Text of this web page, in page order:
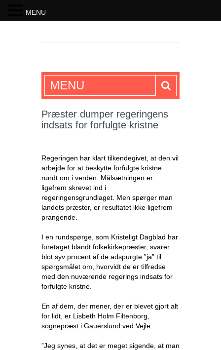
SKRIFTEN
MENU
Præster dumper regeringens
indsats for forfulgte kristne
Regeringen har klart tilkendegivet, at den vil
arbejde for at beskytte forfulgte kristne
rundt om i verden. Målsætningen er
ligefrem skrevet ind i
regeringensgrundlaget. Men spørger man
landets præster, er resultatet ikke ligefrem
prangende.
I en rundspørge, som Kristeligt Dagblad har
foretaget blandt folkekirkepræster, svarer
blot syv procent af de adspurgte ”ja” til
spørgsmålet om, hvorvidt de er tilfredse
med den nuværende regerings indsats for
forfulgte kristne.
En af dem, der mener, der er blevet gjort alt
for lidt, er Lisbeth Holm Filtenborg,
sognepræst i Gauerslund ved Vejle.
”Jeg synes, at det er meget sigende, at man
MENU